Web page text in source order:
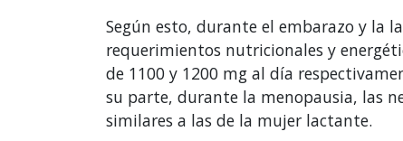
Según esto, durante el embarazo y la
requerimientos nutricionales y
de 1100 y 1200 mg al día
su parte, durante la menopausia, las
similares a las de la mujer lactante.